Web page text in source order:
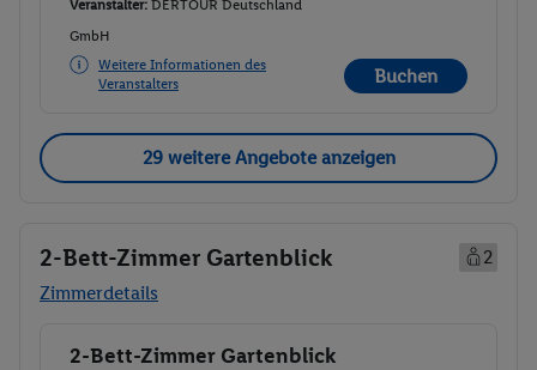
Veranstalter: DERTOUR Deutschland
GmbH
Weitere Informationen des
Veranstalters
Buchen
29 weitere Angebote anzeigen
2-Bett-Zimmer Gartenblick
2
Zimmerdetails
Buchen
2-Bett-Zimmer Gartenblick